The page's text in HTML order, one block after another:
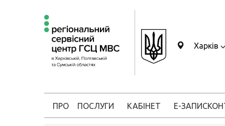
Харків
ПРО ПОСЛУГИ КАБІНЕТ Е-ЗАПИС